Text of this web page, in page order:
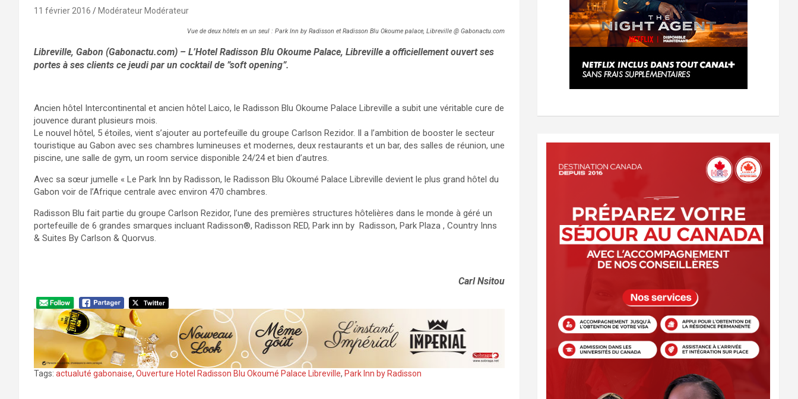
11 février 2016 Modérateur Modérateur
Vue de deux hôtels en un seul : Park Inn by Radisson et Radisson Blu Okoume palace, Libreville @ Gabonactu.com
Libreville, Gabon (Gabonactu.com) – L’Hotel Radisson Blu Okoume Palace, Libreville a officiellement ouvert ses
portes à ses clients ce jeudi par un cocktail de ”soft opening”.
Ancien hôtel Intercontinental et ancien hôtel Laico, le Radisson Blu Okoume Palace Libreville a subit une véritable cure de
jouvence durant plusieurs mois.
Le nouvel hôtel, 5 étoiles, vient s’ajouter au portefeuille du groupe Carlson Rezidor. Il a l’ambition de booster le secteur
touristique au Gabon avec ses chambres lumineuses et modernes, deux restaurants et un bar, des salles de réunion, une
piscine, une salle de gym, un room service disponible 24/24 et bien d’autres.
Avec sa sœur jumelle « Le Park Inn by Radisson, le Radisson Blu Okoumé Palace Libreville devient le plus grand hôtel du
Gabon voir de l’Afrique centrale avec environ 470 chambres.
Radisson Blu fait partie du groupe Carlson Rezidor, l’une des premières structures hôtelières dans le monde à géré un
portefeuille de 6 grandes smarques incluant Radisson®, Radisson RED, Park inn by Radisson, Park Plaza , Country Inns
& Suites By Carlson & Quorvus.
Carl Nsitou
Tags: actualuté gabonaise, Ouverture Hotel Radisson Blu Okoumé Palace Libreville, Park Inn by Radisson